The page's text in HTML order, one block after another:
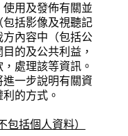
用及發佈有關並
括影像及視聽記
內容中（包括公
的及公共利益，
處理該等資訊。
一步說明有關資
的方式。
括個人資料）